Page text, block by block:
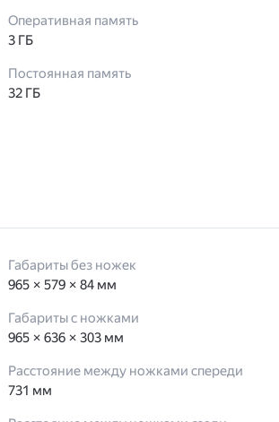
Оперативная память
3 ГБ
Постоянная память
32 ГБ
Габариты без ножек
965 × 579 × 84 мм
Габариты с ножками
965 × 636 × 303 мм
Расстояние между ножками спереди
731 мм